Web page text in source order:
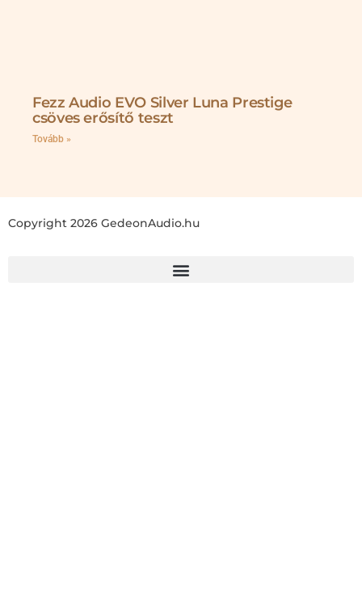
Fezz Audio EVO Silver Luna Prestige
csöves erősítő teszt
Tovább »
Copyright 2026 GedeonAudio.hu